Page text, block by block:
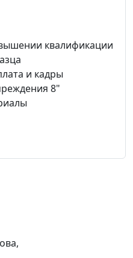
квалификации
и кадры
8"